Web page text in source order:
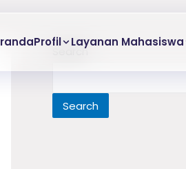
Profil Layanan Mahasiswa
Search
Search